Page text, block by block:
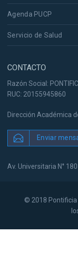
Agenda PUCP
Servicio de Salud
CONTACTO
Razón Social:
RUC: 20155945860
Dirección Académica
Enviar
Av. Universitaria N°
© 2018 Pontificia